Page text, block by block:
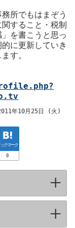
所でもはまぞう
すること・税制
を書こうと思っ
に更新していき
す。
年10月25日 (火)
クマーク
0
click to
contents